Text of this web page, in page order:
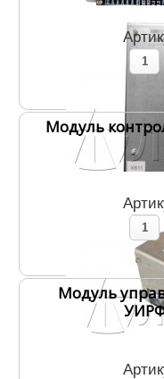
Модуль
Модуль